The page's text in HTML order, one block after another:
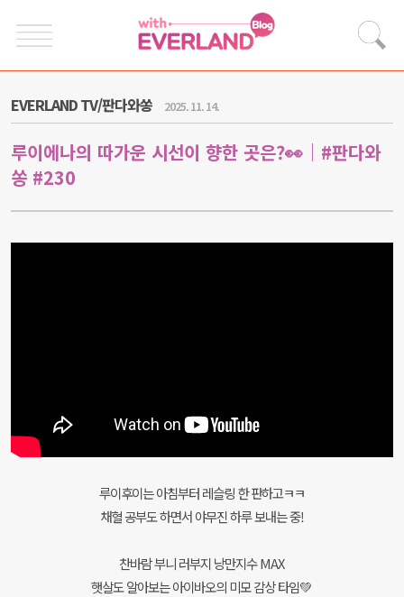
EVERLAND TV/판다와쏭 2025. 11. 14.
루이에나의 따가운 시선이 향한 곳은?👀｜#판다와
쏭 #230
루이후이는 아침부터 레슬링 한 판하고ㅋㅋ
채혈 공부도 하면서 야무진 하루 보내는 중!
찬바람 부니 러부지 낭만지수 MAX
햇살도 알아보는 아이바오의 미모 감상 타임💚